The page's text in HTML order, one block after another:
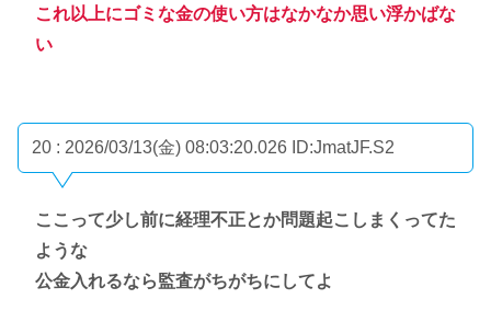
これ以上にゴミな金の使い方はなかなか思い浮かばな
い
20 : 2026/03/13(金) 08:03:20.026 ID:JmatJF.S2
ここって少し前に経理不正とか問題起こしまくってた
ような
公金入れるなら監査がちがちにしてよ